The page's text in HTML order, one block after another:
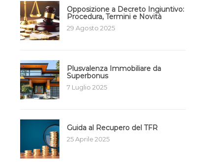
Opposizione a Decreto Ingiuntivo:
Procedura, Termini e Novità
29 Agosto 2025
Plusvalenza Immobiliare da
Superbonus
7 Luglio 2025
Guida al Recupero del TFR
25 Aprile 2025